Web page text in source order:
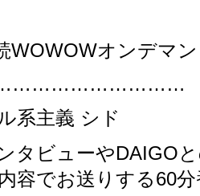
WOWOWオンデマ
系主義 シド
タビューやDAIGO
容でお送りする60